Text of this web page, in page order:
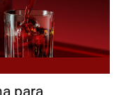
para